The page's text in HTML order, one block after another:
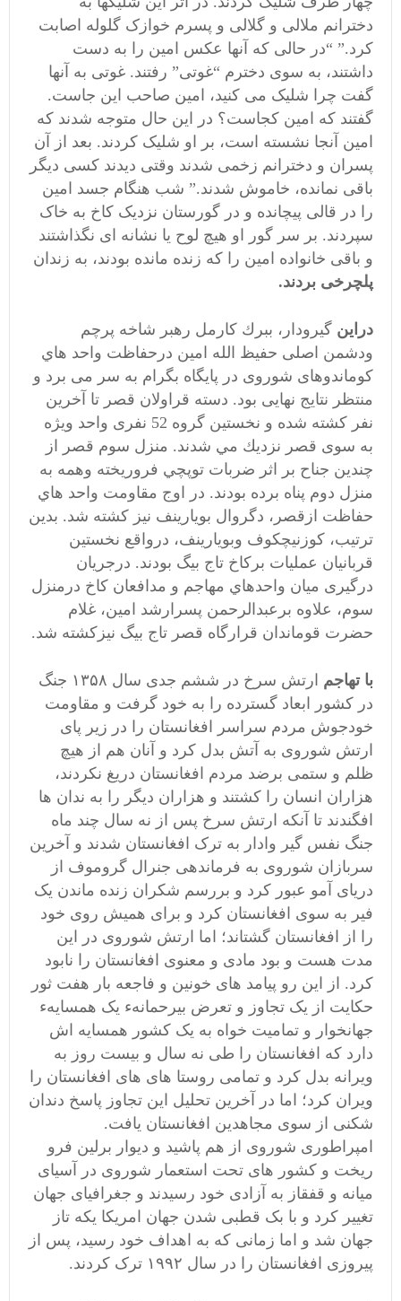
دخترانم ملالی و گلالی و پسرم خوازک گلوله اصابت
کرد.” “در حالی که آنها عکس امین را به دست
داشتند، به سوی دخترم “غوتی” رفتند. غوتی به آنها
گفت چرا شلیک می کنید، امین صاحب این جاست.
گفتند که امین کجاست؟ در این حال متوجه شدند که
امین آنجا نشسته است، بر او شلیک کردند. بعد از آن
پسران و دخترانم زخمی شدند وقتی دیدند کسی دیگر
باقی نمانده، خاموش شدند.” شب هنگام جسد امین
را در قالی پیچانده و در گورستان نزدیک کاخ به خاک
سپردند. بر سر گور او هیچ لوح یا نشانه ای نگذاشتند
و باقی خانواده امین را که زنده مانده بودند، به زندان
پلچرخی بردند.
دراين گيرودار، ببرك كارمل رهبر شاخه پرچم
ودشمن اصلی حفيظ الله امين درحفاظت واحد هاي
كوماندوهای شوروی در پايگاه بگرام به سر می برد و
منتظر نتايج نهايی بود. دسته قراولان قصر تا آخرين
نفر كشته شده و نخستين گروه 52 نفری واحد ويژه
به سوی قصر نزديك مي شدند. منزل سوم قصر از
چندين جناح بر اثر ضربات توپچي فروريخته وهمه به
منزل دوم پناه برده بودند. در اوج مقاومت واحد هاي
حفاظت ازقصر، دگروال بويارينف نيز كشته شد. بدين
ترتيب، كوزنيچكوف وبويارينف، درواقع نخستين
قربانيان عمليات بركاخ تاج بيگ بودند. درجريان
درگيری ميان واحدهاي مهاجم و مدافعان كاخ درمنزل
سوم، علاوه برعبدالرحمن پسرارشد امين، غلام
حضرت قوماندان قرارگاه قصر تاج بيگ نيزكشته شد.
با تهاجم
ارتش سرخ در ششم جدی سال ۱۳۵۸ جنگ
در کشور ابعاد گسترده را به خود گرفت و مقاومت
خودجوش مردم سراسر افغانستان را در زیر پای
ارتش شوروی به آتش بدل کرد و آنان هم از هیچ
ظلم و ستمی برضد مردم افغانستان دریغ نکردند،
هزاران انسان را کشتند و هزاران دیگر را به ندان ها
افگندند تا آنکه ارتش سرخ پس از نه سال چند ماه
جنگ نفس گیر وادار به ترک افغانستان شدند و آخرین
سربازان شوروی به فرماندهی جنرال گروموف از
دریای آمو عبور کرد و بررسم شکران زنده ماندن یک
فیر به سوی افغانستان کرد و برای همیش روی خود
را از افغانستان گشتاند؛ اما ارتش شوروی در این
مدت هست و بود مادی و معنوی افغانستان را نابود
کرد. از این رو پیامد های خونین و فاجعه بار هفت ثور
حکایت از یک تجاوز و تعرض بیرحمانهء یک همسایهء
جهانخوار و تمامیت خواه به یک کشور همسایه اش
دارد که افغانستان را طی نه سال و بیست روز به
ویرانه بدل کرد و تمامی روستا های های افغانستان را
ویران کرد؛ اما در آخرین تحلیل این تجاوز پاسخ دندان
شکنی از سوی مجاهدین افغانستان یافت.
امپراطوری شوروی از هم پاشید و دیوار برلین فرو
ریخت و کشور های تحت استعمار شوروی در آسیای
میانه و قفقاز به آزادی خود رسیدند و جغرافیای جهان
تغییر کرد و با بک قطبی شدن جهان امریکا یکه تاز
جهان شد و اما زمانی که به اهداف خود رسید، پس از
پیروزی افغانستان را در سال ۱۹۹۲ ترک کردند.